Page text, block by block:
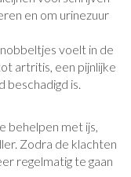
en om urinezuur
voelt in de
artritis, een pijnlijke
beschadigd is.
behelpen met ijs,
Zodra de klachten
regelmatig te gaan